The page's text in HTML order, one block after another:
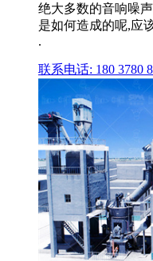
绝大多数的音响噪
是如何造成的呢,应
.
联系电话: 180 3780